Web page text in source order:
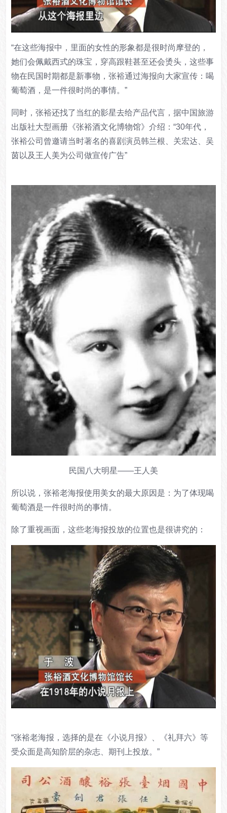
“在这些海报中，里面的女性的形象都是很时尚摩登的，
她们会佩戴西式的珠宝，穿高跟鞋甚至还会烫头，这些事
物在民国时期都是新事物，张裕通过海报向大家宣传： 喝
葡萄酒，是一件很时尚的事情。”
同时，张裕还找了当红的影星去给产品代言，据中国旅游
出版社大型画册《张裕酒文化博物馆》介绍：“30年代，
张裕公司曾邀请当时著名的喜剧演员韩兰根、关宏达、吴
茵以及王人美为公司做宣传广告”
民国八大明星——王人美
所以说，张裕老海报使用美女的最大原因是： 为了体现喝
葡萄酒是一件很时尚的事情。
除了重视画面，这些老海报投放的位置也是很讲究的：
“张裕老海报，选择的是在《小说月报》、《礼拜六》等
受众面是高知阶层的杂志、期刊上投放。”